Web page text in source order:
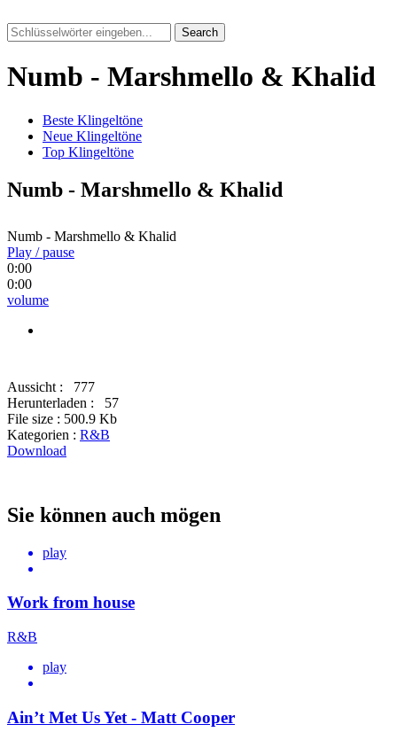
Search
Numb - Marshmello & Khalid
Beste Klingeltöne
Neue Klingeltöne
Top Klingeltöne
Numb - Marshmello & Khalid
Numb - Marshmello & Khalid
Play / pause
0:00
0:00
volume
Aussicht :
777
Herunterladen :
57
File size : 500.9 Kb
Kategorien : R&B
Download
Sie können auch mögen
play
Work from house
R&B
play
Ain’t Met Us Yet - Matt Cooper